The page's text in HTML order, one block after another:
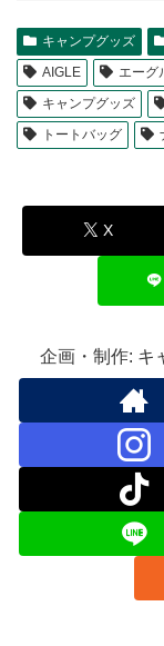
キャンプグッズ
AIGLE
エーグ
キャンプグッズ
トートバッグ
X
企画・制作: キ